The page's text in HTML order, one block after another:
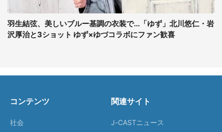
羽生結弦、美しいブルー基調の衣装で...「ゆず」北川悠仁・岩
沢厚治と3ショット ゆず×ゆづコラボにファン歓喜
コンテンツ
社会
関連サイト
J-CASTニュース